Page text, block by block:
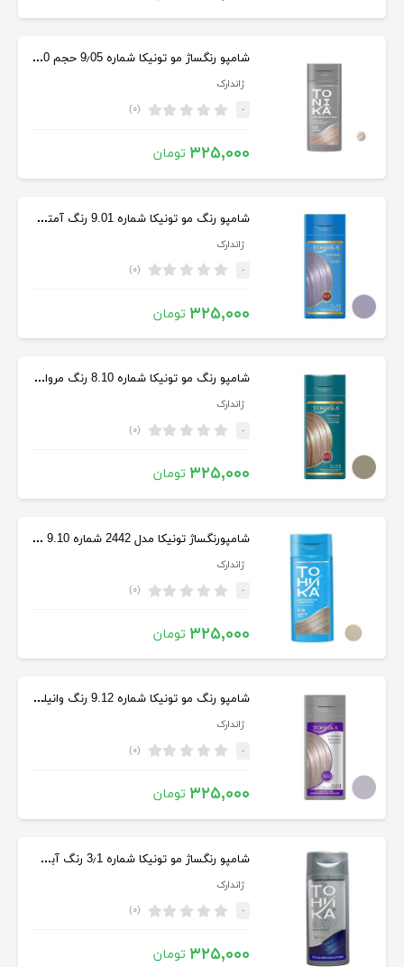
شامپو رنگساژ مو تونیکا شماره 9٫05 حجم 150 میل رنگ صورتی مرواریدی
ژاندارک
- (۰)
۳۲۵,۰۰۰ تومان
شامپو رنگ مو تونیکا شماره 9.01 رنگ آمتیست حجم 150 میلی لیتر
ژاندارک
- (۰)
۳۲۵,۰۰۰ تومان
شامپو رنگ مو تونیکا شماره 8.10 رنگ مرواریدی خاکستری حجم 150 میل
ژاندارک
- (۰)
۳۲۵,۰۰۰ تومان
شامپورنگساژ تونیکا مدل 2442 شماره 9.10 حجم 150 میل رنگ بلوند دودی
ژاندارک
- (۰)
۳۲۵,۰۰۰ تومان
شامپو رنگ مو تونیکا شماره 9.12 رنگ وانیلی سرد حجم 150 میلی‌لیتر
ژاندارک
- (۰)
۳۲۵,۰۰۰ تومان
شامپو رنگساژ مو تونیکا شماره 3٫1 رنگ آبی حجم 150 میلی لیتر
ژاندارک
- (۰)
۳۲۵,۰۰۰ تومان